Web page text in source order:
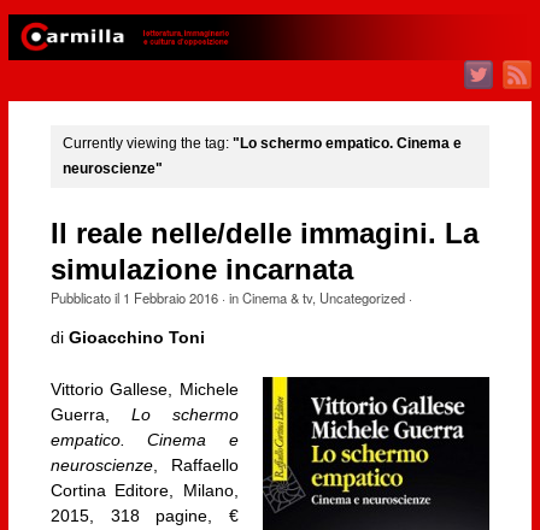
Currently viewing the tag: "Lo schermo empatico. Cinema e
neuroscienze"
Il reale nelle/delle immagini. La
simulazione incarnata
Pubblicato il 1 Febbraio 2016· inCinema & tv, Uncategorized·
di Gioacchino Toni
Vittorio Gallese, Michele
Guerra, Lo schermo
empatico. Cinema e
neuroscienze, Raffaello
Cortina Editore, Milano,
2015, 318 pagine, €